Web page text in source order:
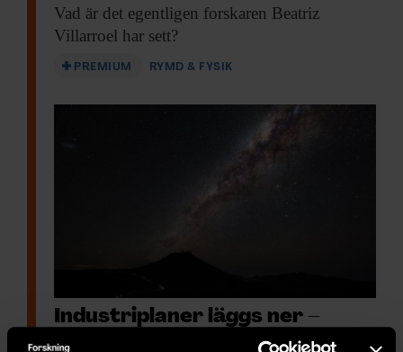
Vad är det egentligen forskaren Beatriz
Villarroel har sett?
PREMIUM RYMD & FYSIK
Industriplaner läggs ner –
astronomernas stjärnhimmel